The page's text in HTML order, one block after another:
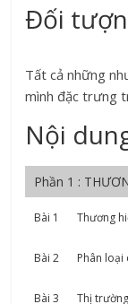
Đối
Tất cả những
mình đặc trưng
Nội
Phần 1 :
THƯƠNG HIỆU
Bài 1 Thương
Bài 2 Phân loại
Bài 3 Thị